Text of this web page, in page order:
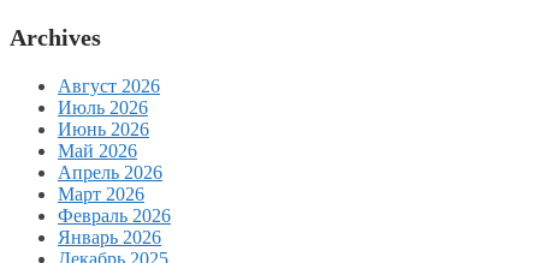
Archives
Август 2026
Июль 2026
Июнь 2026
Май 2026
Апрель 2026
Март 2026
Февраль 2026
Январь 2026
Декабрь 2025